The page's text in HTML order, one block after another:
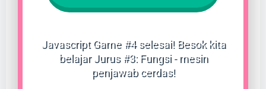
Javascript Game #4 selesai! Besok kita
belajar Jurus #3: Fungsi - mesin
penjawab cerdas!